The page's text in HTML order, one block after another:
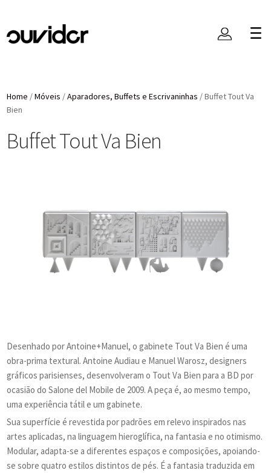
Home /Móveis /Aparadores, Buffets e Escrivaninhas /Buffet Tout Va
Bien
Buffet Tout Va Bien
Desenhado por Antoine+Manuel, o gabinete Tout Va Bien é uma
obra-prima textural. Antoine Audiau e Manuel Warosz, designers
gráficos parisienses, desenvolveram o Tout Va Bien para a BD por
ocasião do Salone del Mobile de 2009. A peça é, ao mesmo tempo,
uma experiência tátil e um gabinete.
Sua superfície é revestida por padrões em relevo inspirados nas
artes aplicadas, na linguagem hieroglífica, na fantasia e no otimismo.
Modular, adapta-se a diferentes espaços e composições, apoiando-
se sobre quatro estilos distintos de pés. É a fantasia traduzida em